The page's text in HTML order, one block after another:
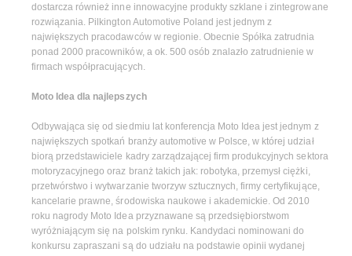
dostarcza również inne innowacyjne produkty szklane i zintegrowane
rozwiązania. Pilkington Automotive Poland jest jednym z
największych pracodawców w regionie. Obecnie Spółka zatrudnia
ponad 2000 pracowników, a ok. 500 osób znalazło zatrudnienie w
firmach współpracujących.
Moto Idea dla najlepszych
Odbywająca się od siedmiu lat konferencja Moto Idea jest jednym z
największych spotkań branży automotive w Polsce, w której udział
biorą przedstawiciele kadry zarządzającej firm produkcyjnych sektora
motoryzacyjnego oraz branż takich jak: robotyka, przemysł ciężki,
przetwórstwo i wytwarzanie tworzyw sztucznych, firmy certyfikujące,
kancelarie prawne, środowiska naukowe i akademickie. Od 2010
roku nagrody Moto Idea przyznawane są przedsiębiorstwom
wyróżniającym się na polskim rynku. Kandydaci nominowani do
konkursu zapraszani są do udziału na podstawie opinii wydanej